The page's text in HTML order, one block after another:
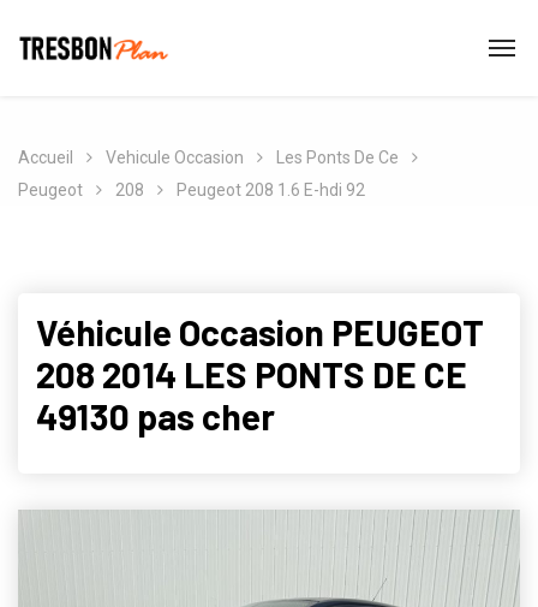
Accueil Vehicule Occasion
Les Ponts De Ce
Peugeot
208 Peugeot 208 1.6 E-hdi 92
Véhicule Occasion PEUGEOT
208 2014 LES PONTS DE CE
49130 pas cher